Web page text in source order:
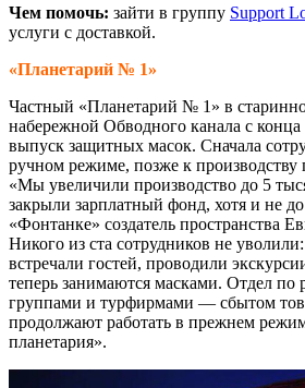
Чем помочь: зайти в группу Support
услуги с доставкой.
«Планетарий № 1»
Частный «Планетарий № 1» в
набережной Обводного канала с
выпуск защитных масок. Сначала
ручном режиме, позже к производству
«Мы увеличили производство до 5
закрыли зарплатный фонд, хотя и не
«Фонтанке» создатель пространства
Никого из ста сотрудников не
встречали гостей, проводили
теперь занимаются масками. Отдел по
группами и турфирмами — сбытом
продолжают работать в прежнем
планетария».